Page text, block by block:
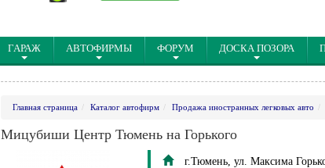
ГАРАЖ АВТОФИРМЫ ФОРУМ ДОСКА ПОЗОРА
Главная страница Каталог автофирм Продажа иностранных легковых авто
Мицубиши Центр Тюмень на Горького
г.Тюмень, ул. Максима